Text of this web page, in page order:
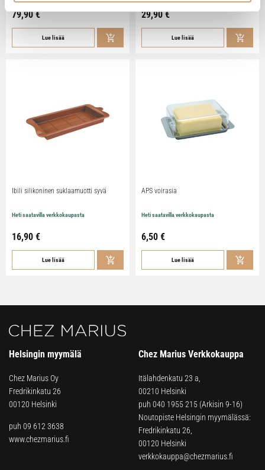
79,90€
Lue lisää
29,90€
Lue lisää
Ibili silikoninen suklaamuotti syvä
Heti saatavilla verkkokaupasta
16,90 €
Lue lisää
APS voirasia
Heti saatavilla verkkokaupasta
6,50 €
Lue lisää
Helsingin myymälä
Chez Marius Oy
Fredrikinkatu 26
00120 Helsinki
puh 09 612 3638
www.chezmarius.fi
Chez Marius Verkkokauppa
Itälahdenkatu 23 a,
00210 Helsinki
puh 040 1955 215 (Arkisin 9-16)
Noutopiste Helsingin myymälässä:
Fredrikinkatu 26,
00120 Helsinki
verkkokauppa@chezmarius.fi